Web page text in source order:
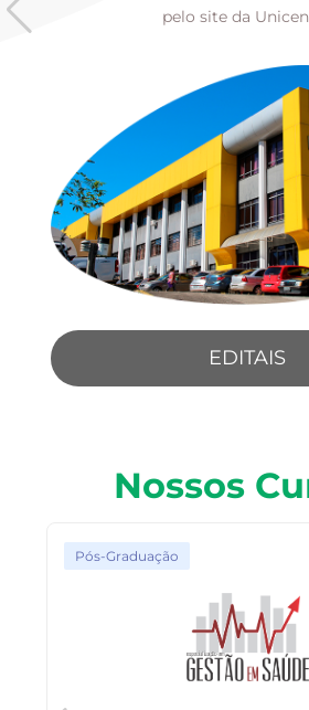
pelo site da
EDITAIS
Nossos
Pós-Graduação